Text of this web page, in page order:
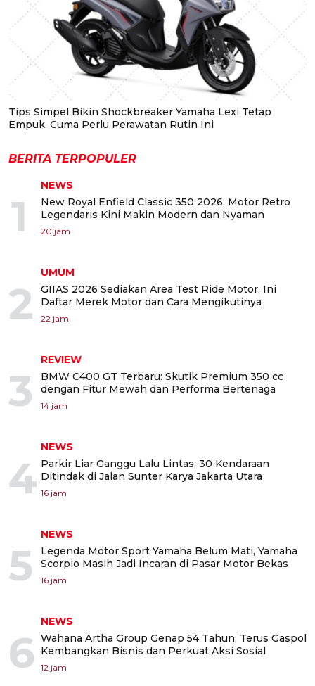
Tips Simpel Bikin Shockbreaker Yamaha Lexi Tetap
Empuk, Cuma Perlu Perawatan Rutin Ini
BERITA TERPOPULER
1
NEWS
New Royal Enfield Classic 350 2026: Motor Retro
Legendaris Kini Makin Modern dan Nyaman
20 jam
2
UMUM
GIIAS 2026 Sediakan Area Test Ride Motor, Ini
Daftar Merek Motor dan Cara Mengikutinya
22 jam
3
REVIEW
BMW C400 GT Terbaru: Skutik Premium 350 cc
dengan Fitur Mewah dan Performa Bertenaga
14 jam
4
NEWS
Parkir Liar Ganggu Lalu Lintas, 30 Kendaraan
Ditindak di Jalan Sunter Karya Jakarta Utara
16 jam
5
NEWS
Legenda Motor Sport Yamaha Belum Mati, Yamaha
Scorpio Masih Jadi Incaran di Pasar Motor Bekas
16 jam
6
NEWS
Wahana Artha Group Genap 54 Tahun, Terus Gaspol
Kembangkan Bisnis dan Perkuat Aksi Sosial
12 jam